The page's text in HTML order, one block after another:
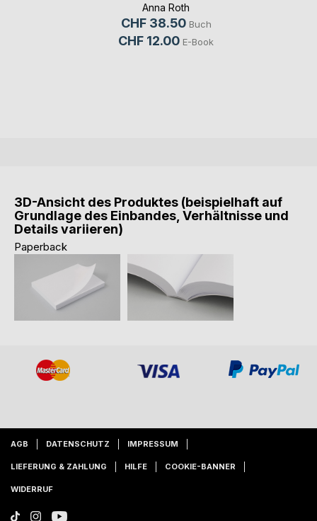
Anna Roth
CHF 38.50 Buch
CHF 12.00 E-Book
3D-Ansicht des Produktes (beispielhaft auf
Grundlage des Einbandes, Verhältnisse und
Details variieren)
Paperback
AGB DATENSCHUTZ IMPRESSUM
LIEFERUNG & ZAHLUNG HILFE COOKIE-BANNER
WIDERRUF